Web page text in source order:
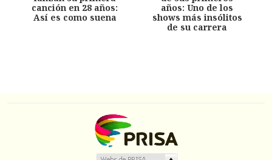
canción en 28 años:
Así es como suena
años: Uno de los
shows más insólitos
de su carrera